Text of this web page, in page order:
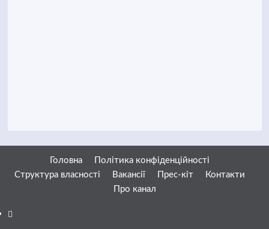
Головна
Політика конфіденційності
Структура власності
Вакансії Прес-кіт
Контакти
Про канал
Facebook